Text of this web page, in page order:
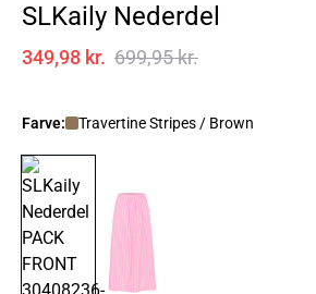
SLKaily Nederdel
349,98 kr. 699,95 kr.
Farve: Travertine Stripes / Brown